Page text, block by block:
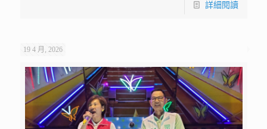
詳細閱讀
19 4 月, 2026